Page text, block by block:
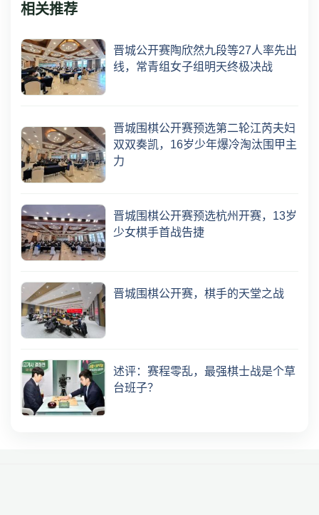
相关推荐
晋城公开赛陶欣然九段等27人率先出
线，常青组女子组明天终极决战
晋城围棋公开赛预选第二轮江芮夫妇
双双奏凯，16岁少年爆冷淘汰围甲主
力
晋城围棋公开赛预选杭州开赛，13岁
少女棋手首战告捷
晋城围棋公开赛，棋手的天堂之战
述评：赛程零乱，最强棋士战是个草
台班子？